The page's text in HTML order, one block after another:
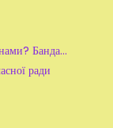
Банда...
ради